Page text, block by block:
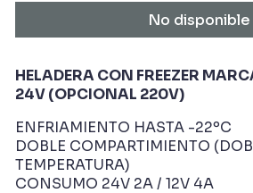
No disponible
HELADERA CON FREEZER
24V (OPCIONAL 220V)
ENFRIAMIENTO HASTA -22ºC
DOBLE COMPARTIMIENTO
TEMPERATURA)
CONSUMO 24V 2A / 12V 4A